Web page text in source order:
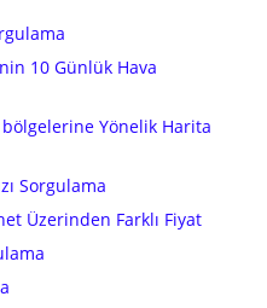
10 Günlük Hava
Yönelik Harita
Sorgulama
Üzerinden Farklı Fiyat